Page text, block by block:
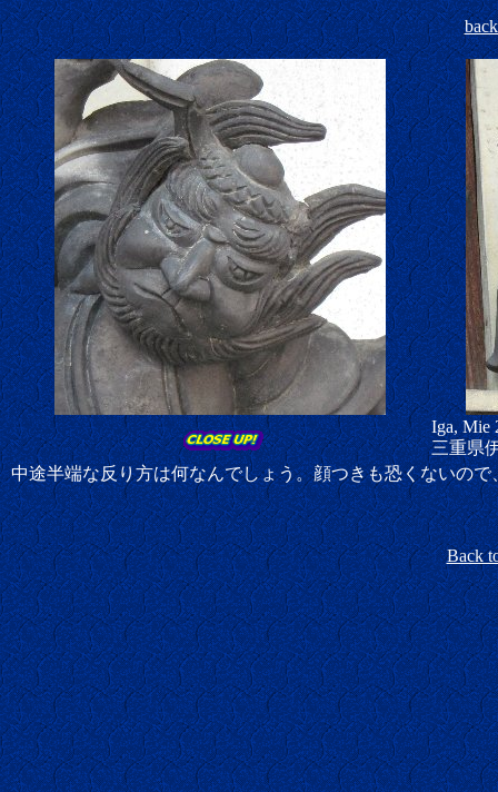
Iga, Mie
三重県
中途半端な反り方は何なんでしょう。顔つきも恐くないの
Back